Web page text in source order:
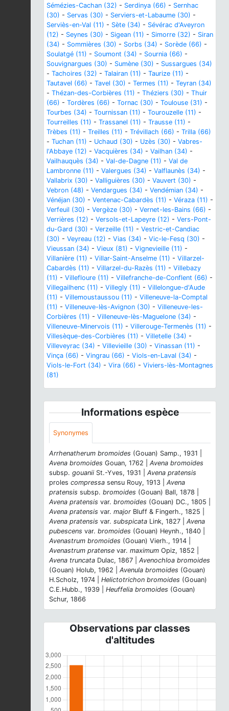
Sémézies-Cachan (32) - Serdinya (66) - Sernhac
(30) - Servas (30) - Serviers-et-Labaume (30) -
Serviès-en-Val (11) - Sète (34) - Sévérac d'Aveyron
(12) - Seynes (30) - Sigean (11) - Simorre (32) - Siran
(34) - Sommières (30) - Sorbs (34) - Sorède (66) -
Soulatgé (11) - Soumont (34) - Sournia (66) -
Souvignargues (30) - Sumène (30) - Sussargues (34)
- Tachoires (32) - Talairan (11) - Taurize (11) -
Tautavel (66) - Tavel (30) - Termes (11) - Teyran (34)
- Thézan-des-Corbières (11) - Théziers (30) - Thuir
(66) - Tordères (66) - Tornac (30) - Toulouse (31) -
Tourbes (34) - Tournissan (11) - Tourouzelle (11) -
Tourreilles (11) - Trassanel (11) - Trausse (11) -
Trèbes (11) - Treilles (11) - Trévillach (66) - Trilla (66)
- Tuchan (11) - Uchaud (30) - Uzès (30) - Vabres-
l'Abbaye (12) - Vacquières (34) - Vailhan (34) -
Vailhauquès (34) - Val-de-Dagne (11) - Val de
Lambronne (11) - Valergues (34) - Valflaunès (34) -
Vallabrix (30) - Valliguières (30) - Vauvert (30) -
Vebron (48) - Vendargues (34) - Vendémian (34) -
Vénéjan (30) - Ventenac-Cabardès (11) - Véraza (11) -
Verfeuil (30) - Vergèze (30) - Vernet-les-Bains (66) -
Verrières (12) - Versols-et-Lapeyre (12) - Vers-Pont-
du-Gard (30) - Verzeille (11) - Vestric-et-Candiac
(30) - Veyreau (12) - Vias (34) - Vic-le-Fesq (30) -
Vieussan (34) - Vieux (81) - Vignevieille (11) -
Villanière (11) - Villar-Saint-Anselme (11) - Villarzel-
Cabardès (11) - Villarzel-du-Razès (11) - Villebazy
(11) - Villefloure (11) - Villefranche-de-Conflent (66) -
Villegailhenc (11) - Villegly (11) - Villelongue-d'Aude
(11) - Villemoustaussou (11) - Villeneuve-la-Comptal
(11) - Villeneuve-lès-Avignon (30) - Villeneuve-les-
Corbières (11) - Villeneuve-lès-Maguelone (34) -
Villeneuve-Minervois (11) - Villerouge-Termenès (11) -
Villesèque-des-Corbières (11) - Villetelle (34) -
Villeveyrac (34) - Villevieille (30) - Vinassan (11) -
Vinça (66) - Vingrau (66) - Viols-en-Laval (34) -
Viols-le-Fort (34) - Vira (66) - Viviers-lès-Montagnes
(81)
Informations espèce
Synonymes
Arrhenatherum bromoides (Gouan) Samp., 1931 |
Avena bromoides Gouan, 1762 | Avena bromoides
subsp. gouanii St.-Yves, 1931 | Avena pratensis
proles compressa sensu Rouy, 1913 | Avena
pratensis subsp. bromoides (Gouan) Ball, 1878 |
Avena pratensis var. bromoides (Gouan) DC., 1805 |
Avena pratensis var. major Bluff & Fingerh., 1825 |
Avena pratensis var. subspicata Link, 1827 | Avena
pubescens var. bromoides (Gouan) Heynh., 1840 |
Avenastrum bromoides (Gouan) Vierh., 1914 |
Avenastrum pratense var. maximum Opiz, 1852 |
Avena truncata Dulac, 1867 | Avenochloa bromoides
(Gouan) Holub, 1962 | Avenula bromoides (Gouan)
H.Scholz, 1974 | Helictotrichon bromoides (Gouan)
C.E.Hubb., 1939 | Heuffelia bromoides (Gouan)
Schur, 1866
Observations par classes
d'altitudes